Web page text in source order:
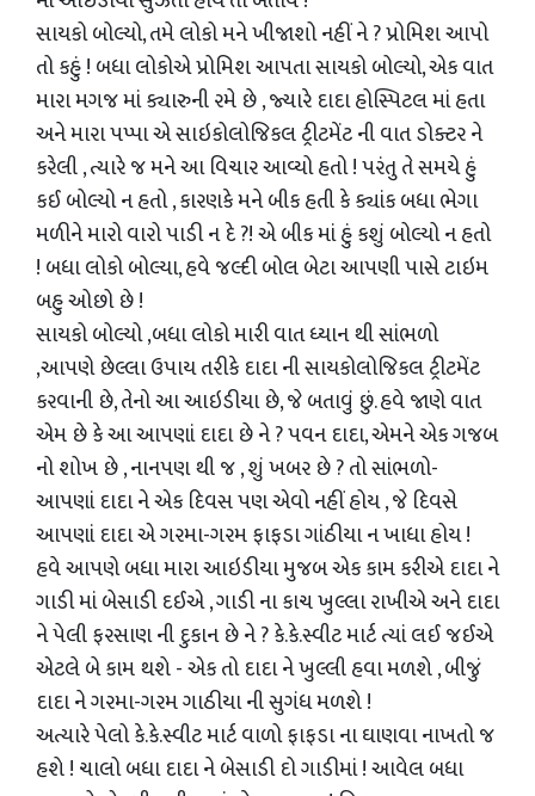
સાયકો બોલ્યો, તમે લોકો મને ખીજાશો નહીં ને ? પ્રોમિશ આપો
તો કહું ! બધા લોકોએ પ્રોમિશ આપતા સાયકો બોલ્યો, એક વાત
મારા મગજ માં ક્યારુની રમે છે , જ્યારે દાદા હોસ્પિટલ માં હતા
અને મારા પપ્પા એ સાઇકોલોજિકલ ટ્રીટમેંટ ની વાત ડોક્ટર ને
કરેલી , ત્યારે જ મને આ વિચાર આવ્યો હતો ! પરંતુ તે સમયે હું
કઈ બોલ્યો ન હતો , કારણકે મને બીક હતી કે ક્યાંક બધા ભેગા
મળીને મારો વારો પાડી ન દે ?! એ બીક માં હું કશું બોલ્યો ન હતો
! બધા લોકો બોલ્યા, હવે જલ્દી બોલ બેટા આપણી પાસે ટાઇમ
બહુ ઓછો છે !
સાયકો બોલ્યો ,બધા લોકો મારી વાત ધ્યાન થી સાંભળો
,આપણે છેલ્લા ઉપાય તરીકે દાદા ની સાયકોલોજિકલ ટ્રીટમેંટ
કરવાની છે, તેનો આ આઇડીયા છે, જે બતાવું છું. હવે જાણે વાત
એમ છે કે આ આપણાં દાદા છે ને ? પવન દાદા, એમને એક ગજબ
નો શોખ છે , નાનપણ થી જ , શું ખબર છે ? તો સાંભળો-
આપણાં દાદા ને એક દિવસ પણ એવો નહીં હોય , જે દિવસે
આપણાં દાદા એ ગરમા-ગરમ ફાફડા ગાંઠીયા ન ખાધા હોય !
હવે આપણે બધા મારા આઇડીયા મુજબ એક કામ કરીએ દાદા ને
ગાડી માં બેસાડી દઈએ , ગાડી ના કાચ ખુલ્લા રાખીએ અને દાદા
ને પેલી ફરસાણ ની દુકાન છે ને ? કે.કે.સ્વીટ માર્ટ ત્યાં લઈ જઈએ
એટલે બે કામ થશે - એક તો દાદા ને ખુલ્લી હવા મળશે , બીજું
દાદા ને ગરમા-ગરમ ગાઠીયા ની સુગંધ મળશે !
અત્યારે પેલો કે.કે.સ્વીટ માર્ટ વાળો ફાફડા ના ઘાણવા નાખતો જ
હશે ! ચાલો બધા દાદા ને બેસાડી દો ગાડીમાં ! આવેલ બધા